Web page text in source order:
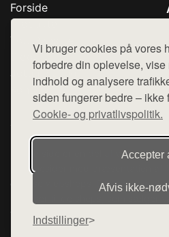
Vi bruger cookies på vores
forbedre din oplevelse,
indhold og analysere
siden fungerer bedre –
Cookie- og privatlivspolitik.
Accepter
Afvis
Indstillinger
Forside
Produkter
Top Rabatter
Jotun maling
Kontakt
Denne side er en del af want.dk,
hjemmesider med præsentation
diverse webshops. Der sælges
varerne på lager.